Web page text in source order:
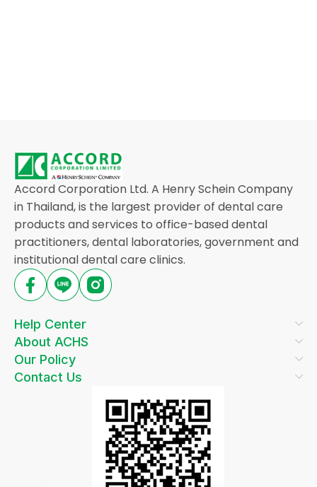
Accord Corporation Ltd. A Henry Schein Company
in Thailand, is the largest provider of dental care
products and services to office-based dental
practitioners, dental laboratories, government and
institutional dental care clinics.
Help Center
About ACHS
Our Policy
Contact Us